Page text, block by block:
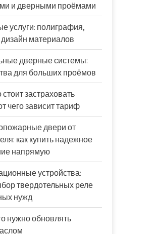
и дверными проёмами
услуги: полиграфия,
материалов
дверные системы:
для больших проёмов
застраховать
чего зависит тариф
двери от
как купить надежное
напрямую
устройства:
твердотельных реле
нужд
нужно обновлять